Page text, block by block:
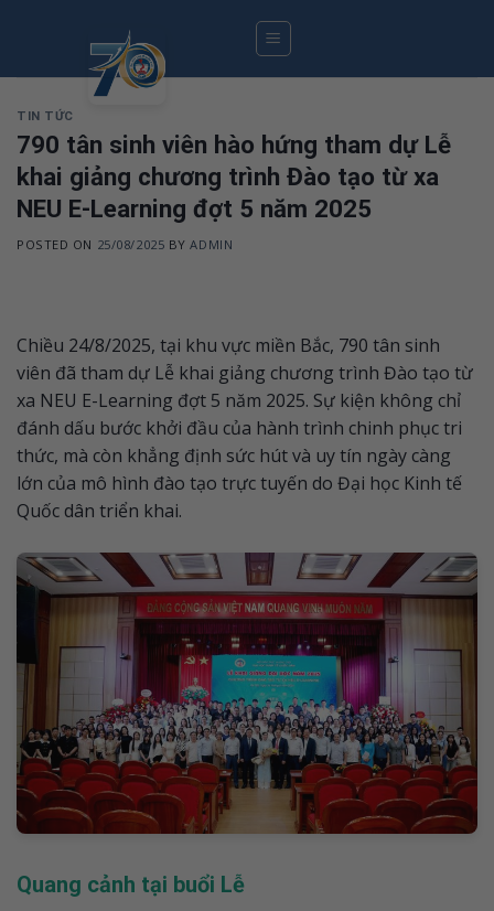
TIN TỨC
790 tân sinh viên hào hứng tham dự Lễ
khai giảng chương trình Đào tạo từ xa
NEU E-Learning đợt 5 năm 2025
POSTED ON 25/08/2025 BYADMIN
Chiều 24/8/2025, tại khu vực miền Bắc, 790 tân sinh
viên đã tham dự Lễ khai giảng chương trình Đào tạo từ
xa NEU E-Learning đợt 5 năm 2025. Sự kiện không chỉ
đánh dấu bước khởi đầu của hành trình chinh phục tri
thức, mà còn khẳng định sức hút và uy tín ngày càng
lớn của mô hình đào tạo trực tuyến do Đại học Kinh tế
Quốc dân triển khai.
Quang cảnh tại buổi Lễ